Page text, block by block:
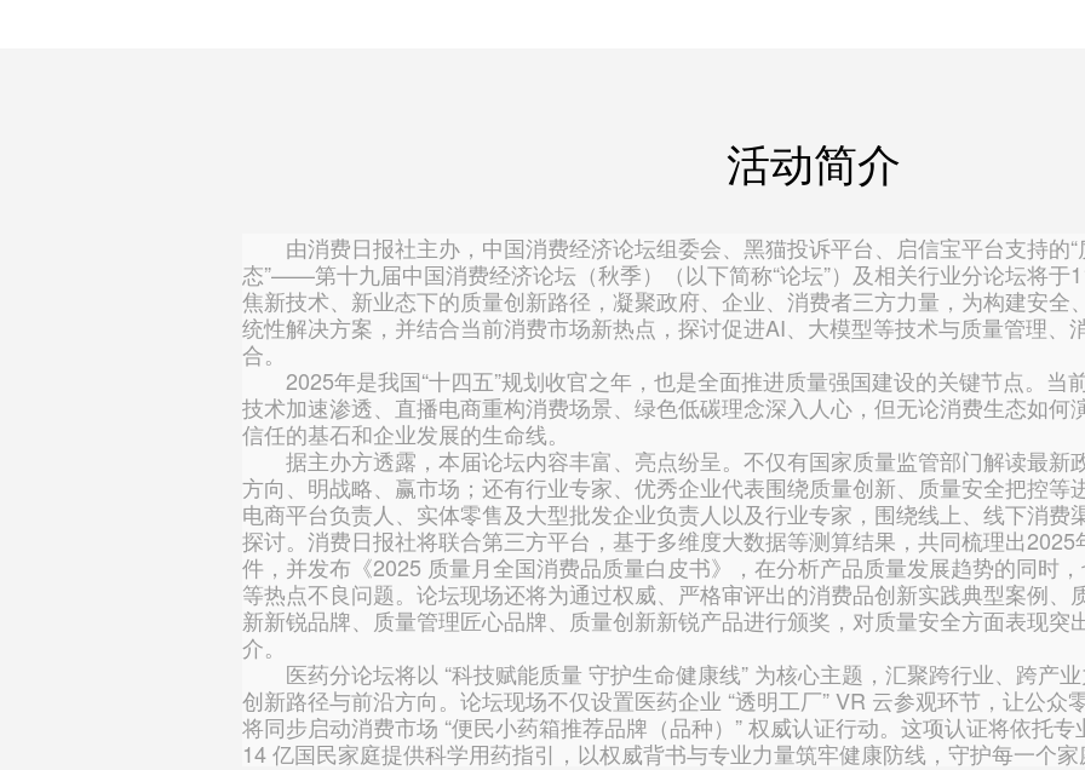
活动简介
由消费日报社主办，中国消费经济论坛组委会、黑猫投诉平台、启信宝平台支持的“
态”——第十九届中国消费经济论坛（秋季）（以下简称“论坛”）及相关行业分论坛将于
焦新技术、新业态下的质量创新路径，凝聚政府、企业、消费者三方力量，为构建安全
统性解决方案，并结合当前消费市场新热点，探讨促进AI、大模型等技术与质量管理、
合。
2025年是我国“十四五”规划收官之年，也是全面推进质量强国建设的关键节点。当
技术加速渗透、直播电商重构消费场景、绿色低碳理念深入人心，但无论消费生态如何
信任的基石和企业发展的生命线。
据主办方透露，本届论坛内容丰富、亮点纷呈。不仅有国家质量监管部门解读最新
方向、明战略、赢市场；还有行业专家、优秀企业代表围绕质量创新、质量安全把控等
电商平台负责人、实体零售及大型批发企业负责人以及行业专家，围绕线上、线下消费
探讨。消费日报社将联合第三方平台，基于多维度大数据等测算结果，共同梳理出
件，并发布《2025 质量月全国消费品质量白皮书》，在分析产品质量发展趋势的同时
等热点不良问题。论坛现场还将为通过权威、严格审评出的消费品创新实践典型案例、
新新锐品牌、质量管理匠心品牌、质量创新新锐产品进行颁奖，对质量安全方面表现突
介。
医药分论坛将以 “科技赋能质量 守护生命健康线” 为核心主题，汇聚跨行业、跨产
创新路径与前沿方向。论坛现场不仅设置医药企业 “透明工厂” VR 云参观环节，让公众
将同步启动消费市场 “便民小药箱推荐品牌（品种）” 权威认证行动。这项认证将依托
14 亿国民家庭提供科学用药指引，以权威背书与专业力量筑牢健康防线，守护每一